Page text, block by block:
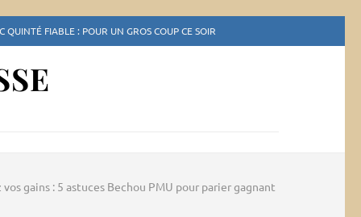
QUINTÉ FIABLE : POUR UN GROS COUP CE SOIR
gains : 5 astuces Bechou PMU pour parier gagnant